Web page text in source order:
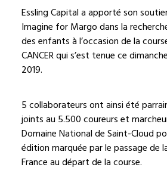
Essling Capital a apporté son
Imagine for Margo dans la
des enfants à l’occasion de la
CANCER qui s’est tenue ce
2019.
5 collaborateurs ont ainsi été
joints au 5.500 coureurs et
Domaine National de Saint-Cloud
édition marquée par le passage de
France au départ de la course.